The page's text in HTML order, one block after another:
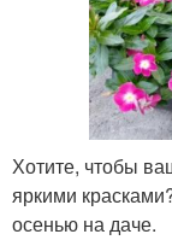
Хотите, чтобы
яркими
осенью на даче.